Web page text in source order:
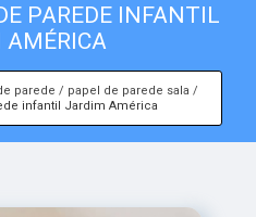
PAREDE INFANTIL
parede
papel de parede sala
infantil Jardim América